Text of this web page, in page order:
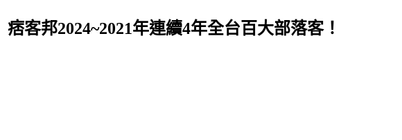
客邦2024~2021年連續4年全台百大部落客！